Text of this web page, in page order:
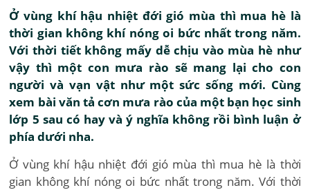
Ở vùng khí hậu nhiệt đới gió mùa thì mua hè là
thời gian không khí nóng oi bức nhất trong năm.
Với thời tiết không mấy dễ chịu vào mùa hè như
vậy thì một con mưa rào sẽ mang lại cho con
người và vạn vật như một sức sống mới. Cùng
xem bài văn tả cơn mưa rào của một bạn học sinh
lớp 5 sau có hay và ý nghĩa không rồi bình luận ở
phía dưới nha.
Ở vùng khí hậu nhiệt đới gió mùa thì mua hè là thời
gian không khí nóng oi bức nhất trong năm. Với thời